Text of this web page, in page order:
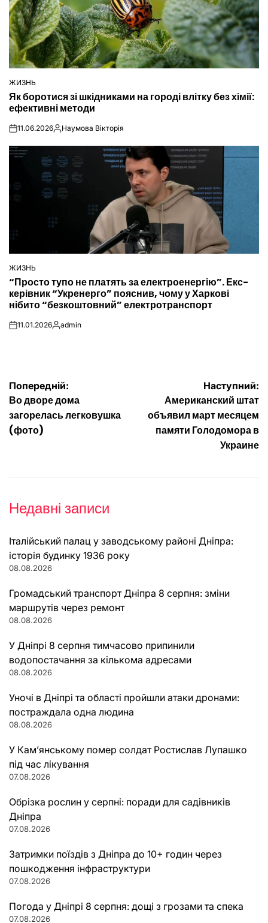
ОПУБЛІКУВАТИ
У
ЖИЗНЬ
Як боротися зі шкідниками на городі влітку без хімії:
ефективні методи
on11.06.2026Опубліковано
Наумова Вікторія
ОПУБЛІКУВАТИ
У
ЖИЗНЬ
“Просто тупо не платять за електроенергію”. Екс-
керівник “Укренерго” пояснив, чому у Харкові
нібито “безкоштовний” електротранспорт
on11.01.2026Опубліковано
admin
Навігація
записів
Попередній:
Во дворе дома
загорелась легковушка
(фото)
Наступний:
Американский штат
объявил март месяцем
памяти Голодомора в
Украине
Недавні записи
Італійський палац у заводському районі Дніпра:
історія будинку 1936 року
08.08.2026
Громадський транспорт Дніпра 8 серпня: зміни
маршрутів через ремонт
08.08.2026
У Дніпрі 8 серпня тимчасово припинили
водопостачання за кількома адресами
08.08.2026
Уночі в Дніпрі та області пройшли атаки дронами:
постраждала одна людина
08.08.2026
У Кам’янському помер солдат Ростислав Лупашко
під час лікування
07.08.2026
Обрізка рослин у серпні: поради для садівників
Дніпра
07.08.2026
Затримки поїздів з Дніпра до 10+ годин через
пошкодження інфраструктури
07.08.2026
Погода у Дніпрі 8 серпня: дощі з грозами та спека
07.08.2026